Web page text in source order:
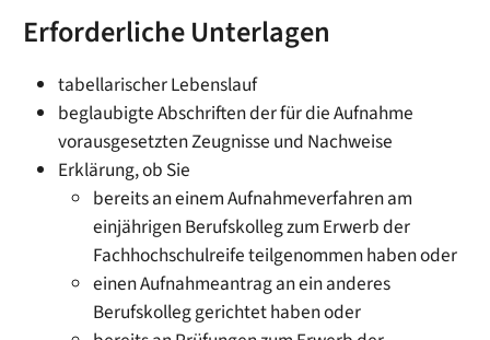
Erforderliche Unterlagen
tabellarischer Lebenslauf
beglaubigte Abschriften der für die Aufnahme
vorausgesetzten Zeugnisse und Nachweise
Erklärung, ob Sie
bereits an einem Aufnahmeverfahren am
einjährigen Berufskolleg zum Erwerb der
Fachhochschulreife teilgenommen haben oder
einen Aufnahmeantrag an ein anderes
Berufskolleg gerichtet haben oder